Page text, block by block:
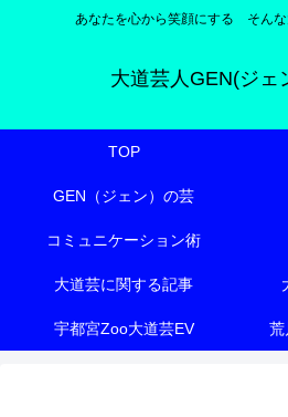
あなたを心から笑顔にする そんな
大道芸人GEN(ジェ
TOP
GEN（ジェン）の芸
コミュニケーション術
大道芸に関する記事
宇都宮Zoo大道芸EV